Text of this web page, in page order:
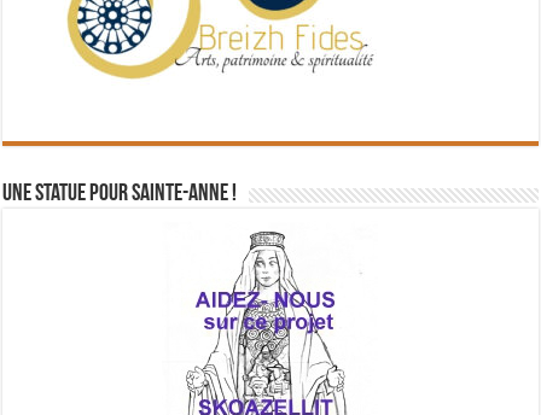
Une statue pour Sainte-Anne !